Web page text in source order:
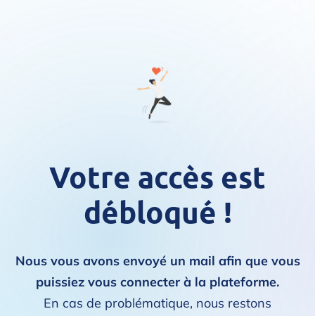
Votre accès est
débloqué !
Nous vous avons envoyé un mail afin que vous
puissiez vous connecter à la plateforme.
En cas de problématique, nous restons